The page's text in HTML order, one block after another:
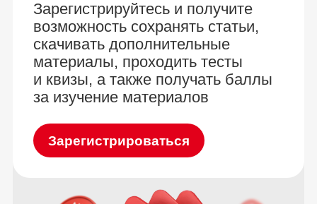
Зарегистрируйтесь и получите
возможность сохранять статьи,
скачивать дополнительные
материалы, проходить тесты
и квизы, а также получать баллы
за изучение материалов
Зарегистрироваться